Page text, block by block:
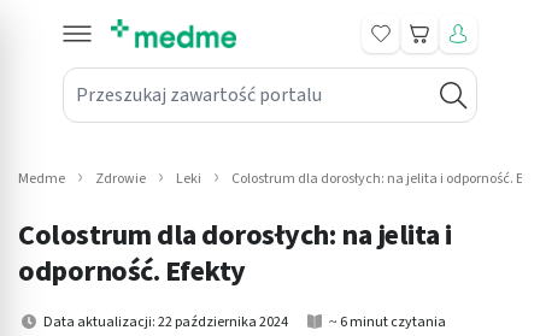
Przeszukaj zawartość portalu
Koszyk
submenu: Leki na receptę
submenu: Mama i dziecko
submenu: Kosmetyki
Medme Zdrowie Leki Colostrum dla dorosłych: na jelita i odporność.
Colostrum dla dorosłych: na jelita i
odporność. Efekty
Data aktualizacji: 22 października 2024
~ 6 minut czytania